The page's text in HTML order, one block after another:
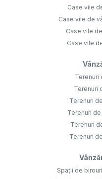
Case vile
Case vile de
Case vile
Case vile
Terenuri
Terenuri
Terenuri
Terenuri
Terenuri
Terenuri
Spații de